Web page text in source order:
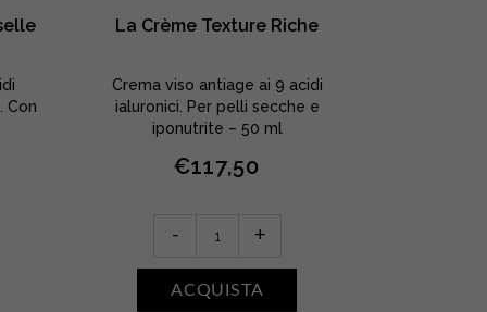
Con
La Crème Texture Riche
Crema viso antiage ai 9 acidi
ialuronici. Per pelli secche e
iponutrite – 50 ml
€117,50
Texture
Riche
- +
ACQUISTA